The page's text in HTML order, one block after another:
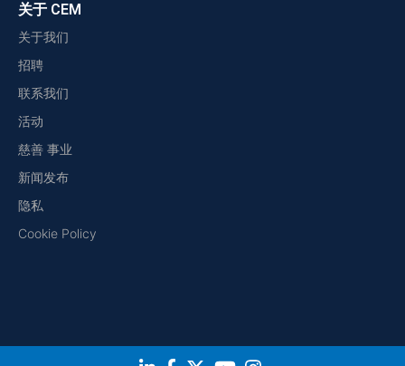
关于 CEM
关于我们
招聘
联系我们
活动
慈善 事业
新闻发布
隐私
Cookie Policy